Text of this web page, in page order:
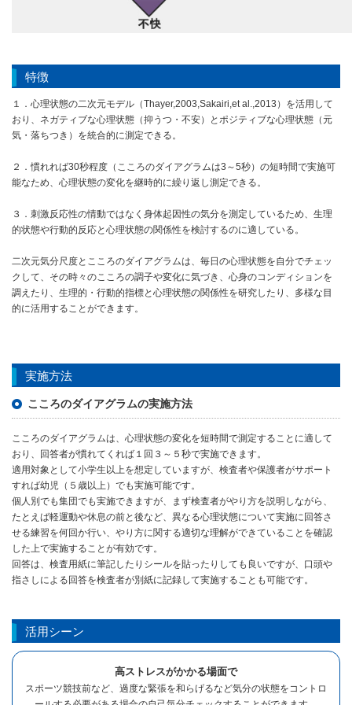
特徴
１．心理状態の二次元モデル（Thayer,2003,Sakairi,et al.,2013）を活用して
おり、ネガティブな心理状態（抑うつ・不安）とポジティブな心理状態（元
気・落ちつき）を統合的に測定できる。
２．慣れれば30秒程度（こころのダイアグラムは3～5秒）の短時間で実施可
能なため、心理状態の変化を継時的に繰り返し測定できる。
３．刺激反応性の情動ではなく身体起因性の気分を測定しているため、生理
的状態や行動的反応と心理状態の関係性を検討するのに適している。
二次元気分尺度とこころのダイアグラムは、毎日の心理状態を自分でチェッ
クして、その時々のこころの調子や変化に気づき、心身のコンディションを
調えたり、生理的・行動的指標と心理状態の関係性を研究したり、多様な目
的に活用することができます。
実施方法
こころのダイアグラムの実施方法
こころのダイアグラムは、心理状態の変化を短時間で測定することに適して
おり、回答者が慣れてくれば１回３～５秒で実施できます。
適用対象として小学生以上を想定していますが、検査者や保護者がサポート
すれば幼児（５歳以上）でも実施可能です。
個人別でも集団でも実施できますが、まず検査者がやり方を説明しながら、
たとえば軽運動や休息の前と後など、異なる心理状態について実施に回答さ
せる練習を何回か行い、やり方に関する適切な理解ができていることを確認
した上で実施することが有効です。
回答は、検査用紙に筆記したりシールを貼ったりしても良いですが、口頭や
指さしによる回答を検査者が別紙に記録して実施することも可能です。
活用シーン
高ストレスがかかる場面で
スポーツ競技前など、過度な緊張を和らげるなど気分の状態をコントロ